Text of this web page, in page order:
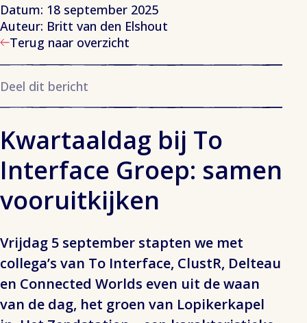
Datum: 18 september 2025
Auteur: Britt van den Elshout
Terug naar overzicht
Deel dit bericht
Kwartaaldag bij To
Interface Groep: samen
vooruitkijken
Vrijdag 5 september stapten we met
collega’s van To Interface, ClustR, Delteau
en Connected Worlds even uit de waan
van de dag, het groen van Lopikerkapel